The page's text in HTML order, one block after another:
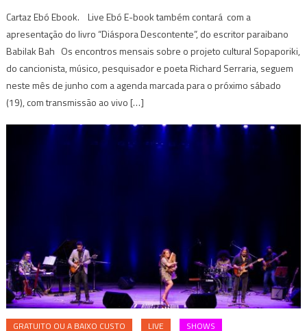
Cartaz Ebó Ebook. Live Ebó E-book também contará com a
apresentação do livro “Diáspora Descontente”, do escritor paraibano
Babilak Bah Os encontros mensais sobre o projeto cultural Sopaporiki,
do cancionista, músico, pesquisador e poeta Richard Serraria, seguem
neste mês de junho com a agenda marcada para o próximo sábado
(19), com transmissão ao vivo […]
GRATUITO OU A BAIXO CUSTO LIVE SHOWS